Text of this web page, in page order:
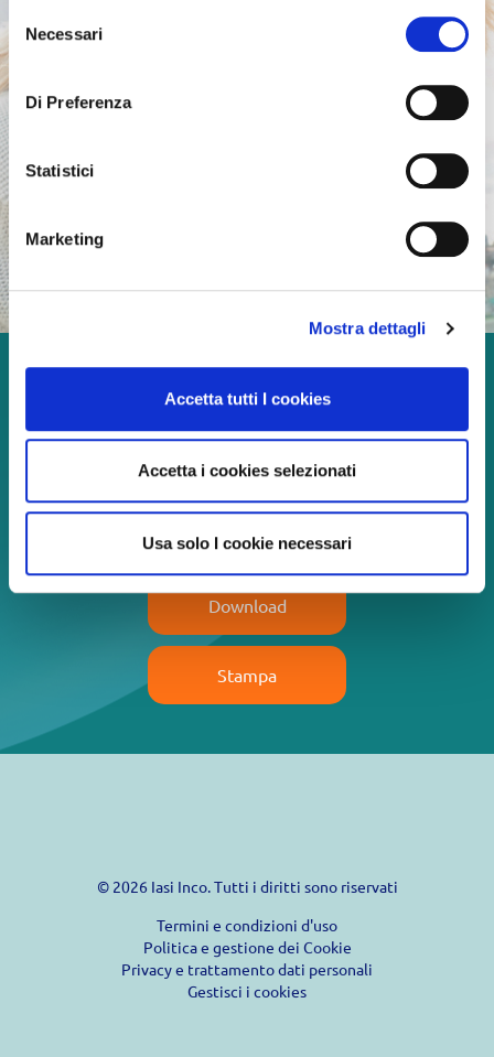
utilizzato uno o più dei loro servizi.
delNecessari
Di Preferenza
Statistici
Marketing
Mostra dettagli
Accetta tutti I cookies
Accetta i cookies selezionati
Usa solo I cookie necessari
Godetevi ogni momento
della vita!
Continua a leggere
Download
Stampa
© 2026 Iasi Inco. Tutti i diritti sono riservati
Termini e condizioni d'uso
Politica e gestione dei Cookie
Privacy e trattamento dati personali
Gestisci i cookies